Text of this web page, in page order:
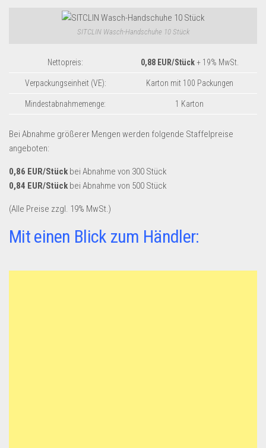
Sonderposten-Angebote
Saison & Eventprodkte
Aldi
Kostenlos verkaufen
Newsletter
SITCLIN Wasch-Handschuhe 10 Stück
Nettopreis: 0,88 EUR/Stück+ 19% MwSt.
Verpackungseinheit (VE): Karton mit 100 Packungen
Mindestabnahmemenge: 1 Karton
Bei Abnahme größerer Mengen werden folgende Staffelpreise
angeboten:
0,86 EUR/Stückbei Abnahme von 300 Stück
0,84 EUR/Stückbei Abnahme von 500 Stück
(Alle Preise zzgl. 19% MwSt.)
Mit einen Blick zum Händler: